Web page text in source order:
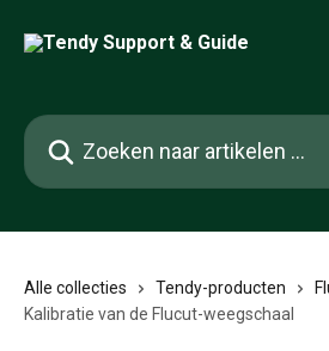
Zoeken naar artikelen ...
Alle collecties Tendy-producten
Kalibratie van de Flucut-weegschaal